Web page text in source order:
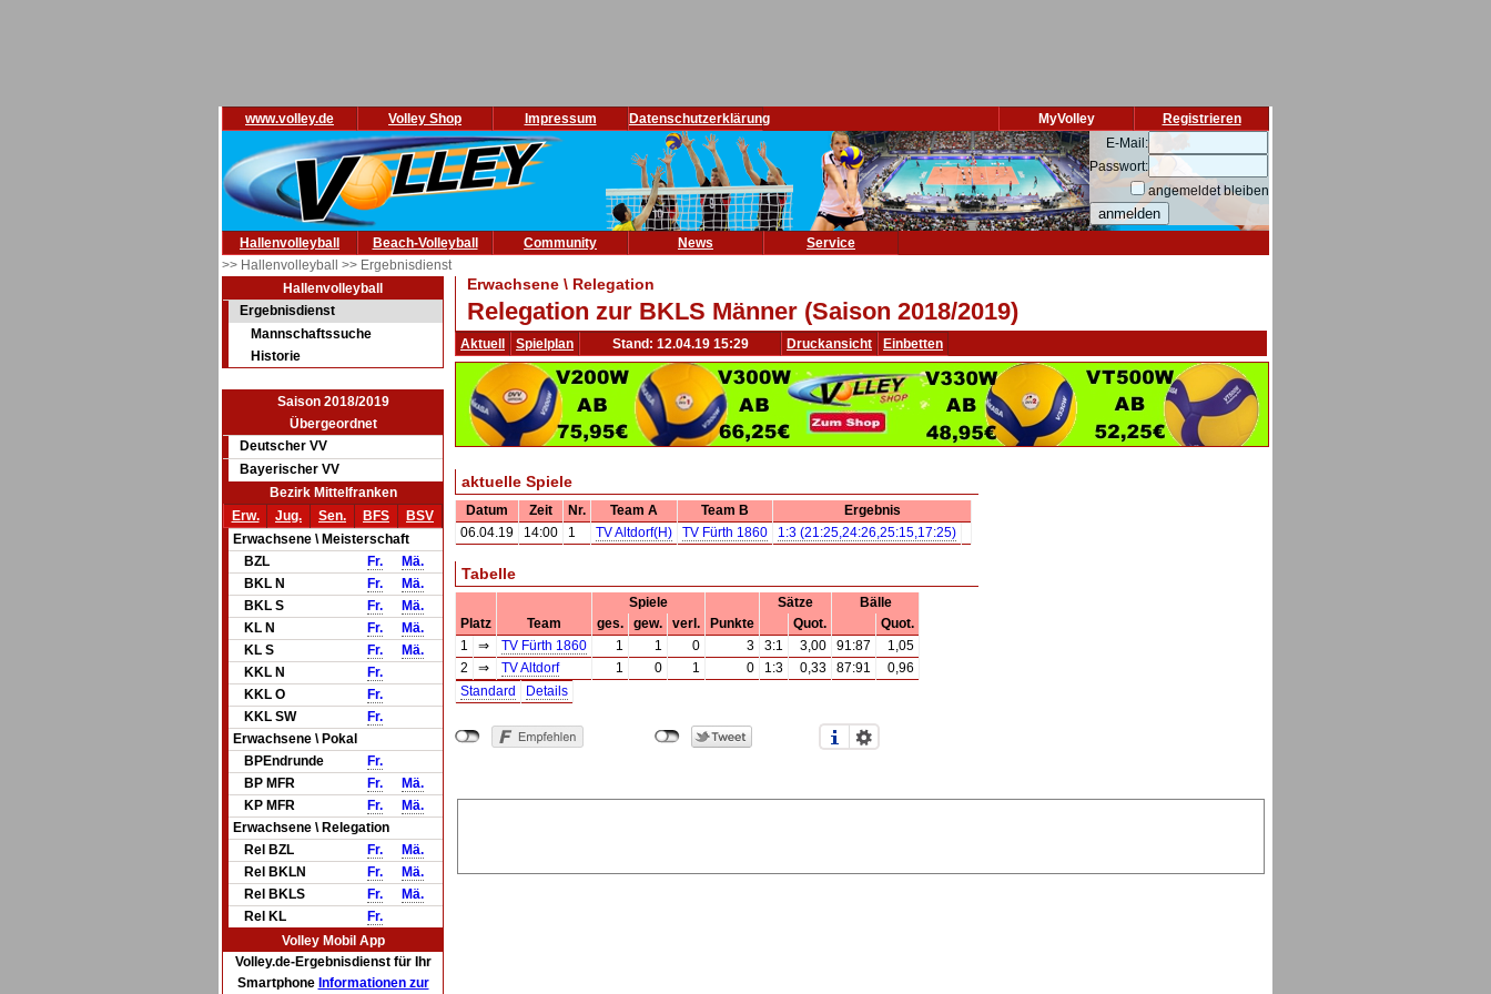
www.volley.de Volley Shop Impressum Datenschutzerklärung Registrieren
MyVolley
E-Mail:
Passwort:
angemeldet bleiben
Hallenvolleyball Beach-Volleyball Community News
Service
>> Hallenvolleyball >> Ergebnisdienst
Hallenvolleyball
Ergebnisdienst
Mannschaftssuche
Historie
Saison 2018/2019
Übergeordnet
Deutscher VV
Bayerischer VV
Bezirk Mittelfranken
Erw.
Jug. Sen. BFS
BSV
Erwachsene \ Meisterschaft
BZL
Fr.
Mä.
BKL N
Fr.
Mä.
BKL S
Fr.
Mä.
KL N
Fr.
Mä.
KL S
Fr.
Mä.
KKL N
Fr.
KKL O
Fr.
KKL SW
Fr.
Erwachsene \ Pokal
BPEndrunde
Fr.
BP MFR
Fr.
Mä.
KP MFR
Fr.
Mä.
Erwachsene \ Relegation
Rel BZL
Fr.
Mä.
Rel BKLN
Fr.
Mä.
Rel BKLS
Fr.
Mä.
Rel KL
Fr.
Volley Mobil App
Volley.de-Ergebnisdienst für Ihr
Smartphone Informationen zur
Erwachsene \ Relegation
Relegation zur BKLS Männer (Saison 2018/2019)
Aktuell Spielplan Stand: 12.04.19 15:29 Druckansicht Einbetten
aktuelle Spiele
Datum Zeit Nr. Team A Team B
Ergebnis
06.04.19
14:00 1 TV Altdorf(H) TV Fürth 1860 1:3 (21:25,24:26,25:15,17:25)
Tabelle
Spiele Sätze
Bälle
Platz
Team ges. gew. verl. Punkte Quot.
Quot.
1
⇒ TV Fürth 1860 1 1 0 3 3:1 3,00 91:87
1,05
2
⇒ TV Altdorf 1 0 1 0 1:3 0,33 87:91
0,96
Standard
Details